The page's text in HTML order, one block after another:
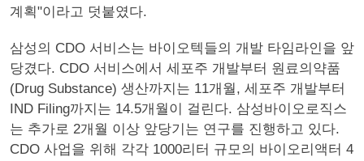
계획"이라고 덧붙였다.
삼성의 CDO 서비스는 바이오텍들의 개발 타임라인을 앞
당겼다. CDO 서비스에서 세포주 개발부터 원료의약품
(Drug Substance) 생산까지는 11개월, 세포주 개발부터
IND Filing까지는 14.5개월이 걸린다. 삼성바이오로직스
는 추가로 2개월 이상 앞당기는 연구를 진행하고 있다.
CDO 사업을 위해 각각 1000리터 규모의 바이오리액터 4